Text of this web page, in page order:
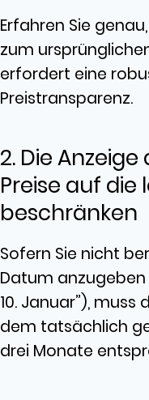
Erfahren Sie
zum
erfordert eine
Preistransparenz.
2. Die
Preise auf die
beschränken
Sofern Sie nicht
Datum anzugeben
10. Januar”),
dem tatsächlich
drei Monate